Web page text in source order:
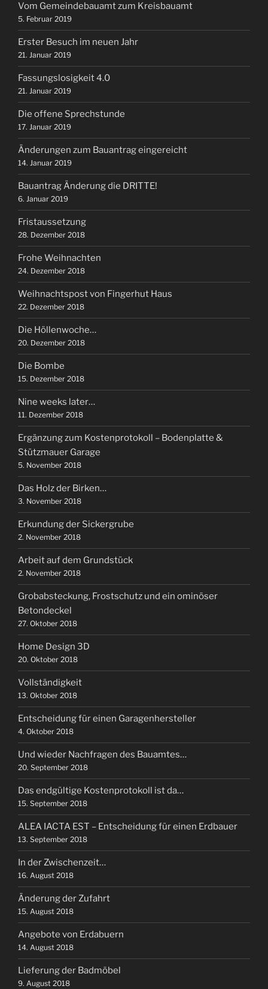
Vom Gemeindebauamt zum Kreisbauamt
5. Februar 2019
Erster Besuch im neuen Jahr
21. Januar 2019
Fassungslosigkeit 4.0
21. Januar 2019
Die offene Sprechstunde
17. Januar 2019
Änderungen zum Bauantrag eingereicht
14. Januar 2019
Bauantrag Änderung die DRITTE!
6. Januar 2019
Fristaussetzung
28. Dezember 2018
Frohe Weihnachten
24. Dezember 2018
Weihnachtspost von Fingerhut Haus
22. Dezember 2018
Die Höllenwoche…
20. Dezember 2018
Die Bombe
15. Dezember 2018
Nine weeks later…
11. Dezember 2018
Ergänzung zum Kostenprotokoll – Bodenplatte &
Stützmauer Garage
5. November 2018
Das Holz der Birken…
3. November 2018
Erkundung der Sickergrube
2. November 2018
Arbeit auf dem Grundstück
2. November 2018
Grobabsteckung, Frostschutz und ein ominöser
Betondeckel
27. Oktober 2018
Home Design 3D
20. Oktober 2018
Vollständigkeit
13. Oktober 2018
Entscheidung für einen Garagenhersteller
4. Oktober 2018
Und wieder Nachfragen des Bauamtes…
20. September 2018
Das endgültige Kostenprotokoll ist da…
15. September 2018
ALEA IACTA EST – Entscheidung für einen Erdbauer
13. September 2018
In der Zwischenzeit…
16. August 2018
Änderung der Zufahrt
15. August 2018
Angebote von Erdabuern
14. August 2018
Lieferung der Badmöbel
9. August 2018